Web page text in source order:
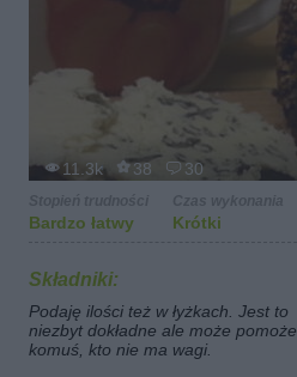
11.3k 38 30
Bardzo łatwy Krótki
Składniki:
Podaję ilości też w łyżkach. Jest to
niezbyt dokładne ale może pomoże
komuś, kto nie ma wagi.